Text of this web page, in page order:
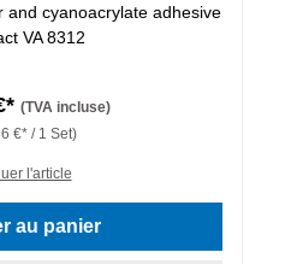
and cyanoacrylate adhesive
VA 8312
(TVA incluse)
€* / 1 Set)
l'article
au panier